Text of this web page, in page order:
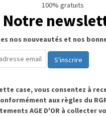
100% gratuits
Notre
nos nouveautés et nos
S'inscrire
case, vous consentez à
aux règles du
AGE D'OR à collecter